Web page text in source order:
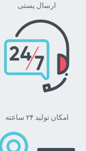
ارسال پستی
امکان تولید ۲۴ ساعته